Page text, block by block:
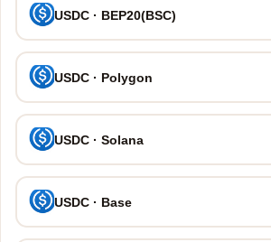
USDC · BEP20(BSC)
USDC · Polygon
USDC · Solana
USDC · Base